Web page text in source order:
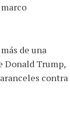
de una
Donald Trump,
contra